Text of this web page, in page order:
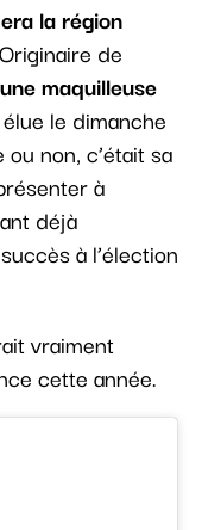
la région
de
maquilleuse
le dimanche
non, c’était sa
à
déjà
à l’élection
vraiment
cette année.